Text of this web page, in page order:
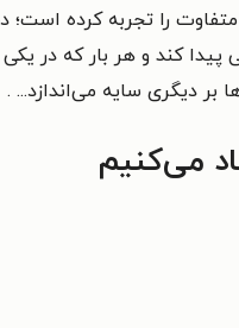
را تجربه کرده
پیدا کند و هر بار که
بر دیگری سایه می‌اندازد... .
می‌کنیم